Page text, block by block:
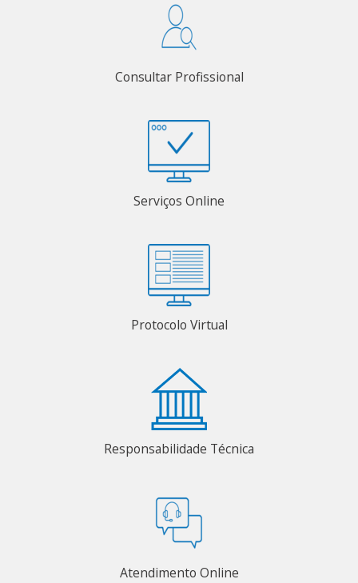
Consultar Profissional
Serviços Online
Protocolo Virtual
Responsabilidade Técnica
Atendimento Online